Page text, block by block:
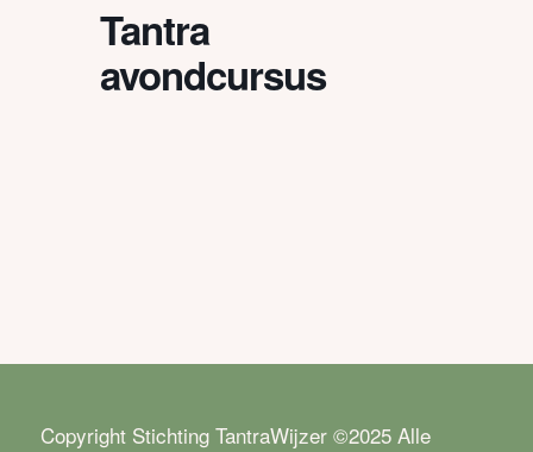
Tantra
avondcursus
Copyright Stichting TantraWijzer ©2025 Alle